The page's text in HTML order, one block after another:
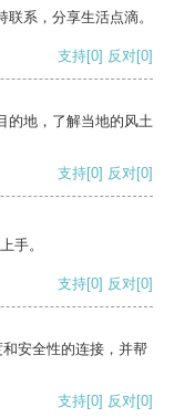
系，分享生活点滴。
支持[0] 反对[0]
的地，了解当地的风土
支持[0] 反对[0]
手。
支持[0] 反对[0]
安全性的连接，并帮
支持[0] 反对[0]